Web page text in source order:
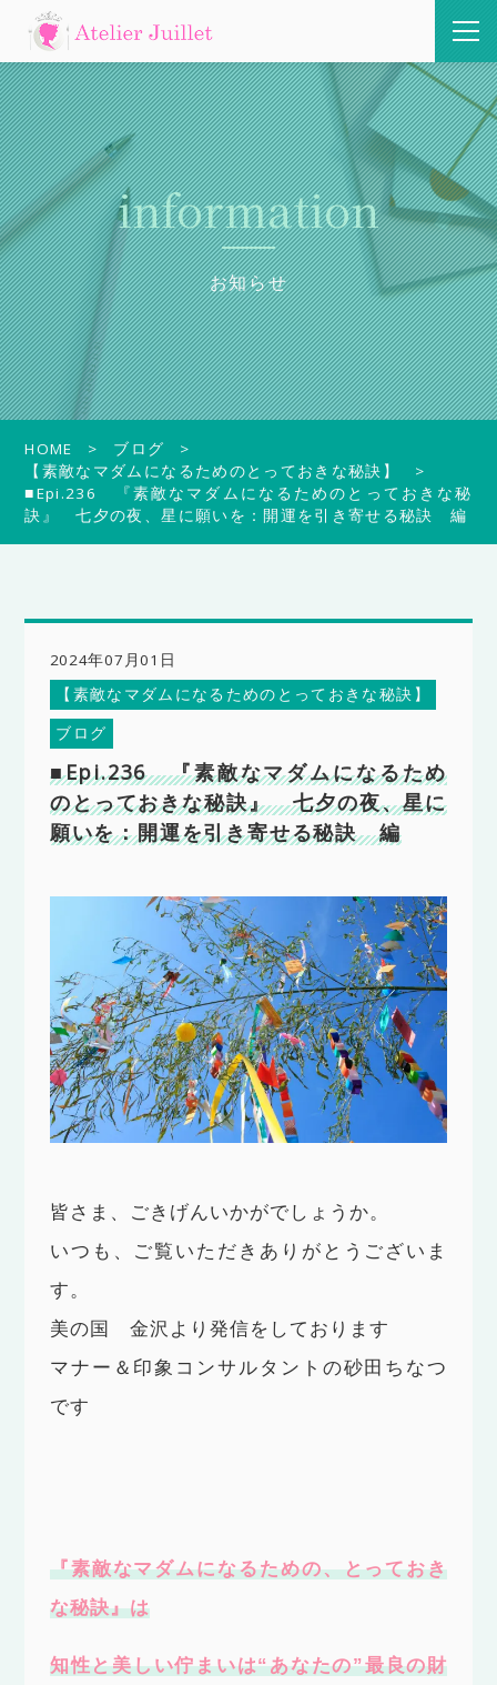
information
お知らせ
HOME
ブログ
【素敵なマダムになるためのとっておきな秘訣】
■Epi.236 『素敵なマダムになるためのとっておきな秘
訣』 七夕の夜、星に願いを：開運を引き寄せる秘訣 編
2024年07月01日
【素敵なマダムになるためのとっておきな秘訣】
ブログ
■Epi.236 『素敵なマダムになるため
のとっておきな秘訣』 七夕の夜、星に
願いを：開運を引き寄せる秘訣 編
皆さま、ごきげんいかがでしょうか。
いつも、ご覧いただきありがとうございま
す。
美の国 金沢より発信をしております
マナー＆印象コンサルタントの砂田ちなつ
です
『素敵なマダムになるための、とっておき
な秘訣』は
知性と美しい佇まいは“あなたの”最良の財